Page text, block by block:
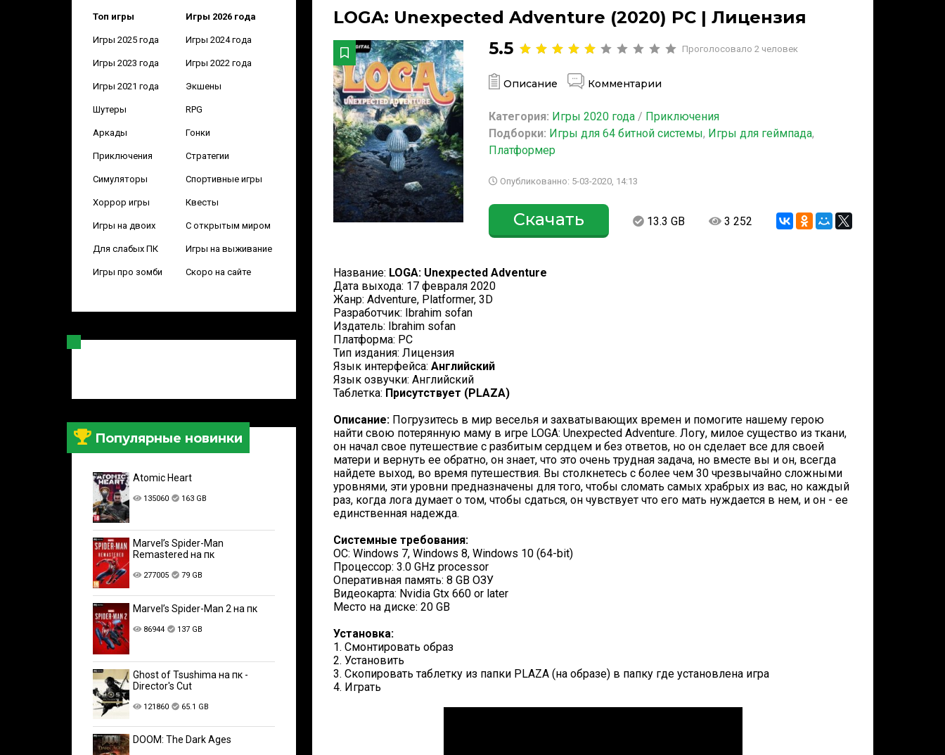
Топ игры Игры 2026 года
Игры 2025 года Игры 2024 года
Игры 2023 года Игры 2022 года
Игры 2021 года Экшены
Шутеры RPG
Аркады Гонки
Приключения Стратегии
Симуляторы Спортивные игры
Хоррор игры Квесты
Игры на двоих С открытым миром
Для слабых ПК Игры на выживание
Игры про зомби Скоро на сайте
Популярные новинки
Atomic Heart
135060 163 GB
Marvel’s Spider-Man
Remastered на пк
277005 79 GB
Marvel’s Spider-Man 2 на пк
86944 137 GB
Ghost of Tsushima на пк -
Director's Cut
121860 65.1 GB
DOOM: The Dark Ages
LOGA: Unexpected Adventure (2020) PC | Лицензия
5.5
Проголосовало2 человек
Описание Комментарии
Категория: Игры 2020 года / Приключения
Подборки: Игры для 64 битной системы, Игры для геймпада,
Платформер
Опубликованно: 5-03-2020, 14:13
Скачать 13.3 GB 3 252
Название: LOGA: Unexpected Adventure
Дата выхода: 17 февраля 2020
Жанр: Adventure, Platformer, 3D
Разработчик: Ibrahim sofan
Издатель: Ibrahim sofan
Платформа: PC
Тип издания: Лицензия
Язык интерфейса: Английский
Язык озвучки: Английский
Таблетка: Присутствует (PLAZA)
Описание: Погрузитесь в мир веселья и захватывающих времен и помогите нашему герою
найти свою потерянную маму в игре LOGA: Unexpected Adventure. Логу, милое существо из ткани,
он начал свое путешествие с разбитым сердцем и без ответов, но он сделает все для своей
матери и вернуть ее обратно, он знает, что это очень трудная задача, но вместе вы и он, всегда
найдете выход, во время путешествия. Вы столкнетесь с более чем 30 чрезвычайно сложными
уровнями, эти уровни предназначены для того, чтобы сломать самых храбрых из вас, но каждый
раз, когда лога думает о том, чтобы сдаться, он чувствует что его мать нуждается в нем, и он - ее
единственная надежда.
Системные требования:
ОС: Windows 7, Windows 8, Windows 10 (64-bit)
Процессор: 3.0 GHz processor
Оперативная память: 8 GB ОЗУ
Видеокарта: Nvidia Gtx 660 or later
Место на диске: 20 GB
Установка:
1. Смонтировать образ
2. Установить
3. Скопировать таблетку из папки PLAZA (на образе) в папку где установлена игра
4. Играть